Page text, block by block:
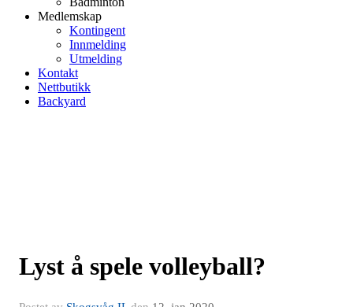
Medlemskap
Kontingent
Innmelding
Utmelding
Kontakt
Nettbutikk
Backyard
Lyst å spele volleyball?